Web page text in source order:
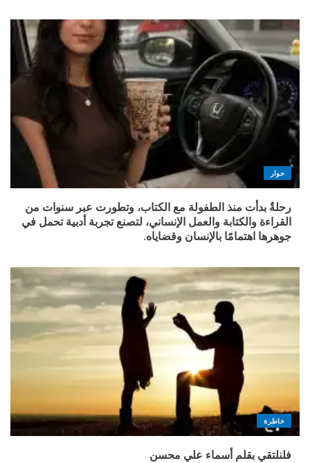
حوار
رحلةٌ بدأت منذ الطفولة مع الكتاب، وتطورت عبر سنوات من
القراءة والكتابة والعمل الإنساني، لتصنع تجربة أدبية تحمل في
جوهرها اهتمامًا بالإنسان وقضاياه.
خاطرة
فلنلتقي بقلم أسماء علي محسن